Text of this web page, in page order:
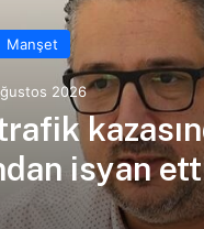
Manşet
2026
isyan
amca